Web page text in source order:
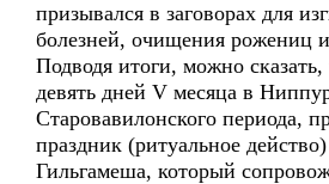
призывался в заговорах для
болезней, очищения рожениц
Подводя итоги, можно
девять дней V месяца в
Старовавилонского периода,
праздник (ритуальное
Гильгамеша, который